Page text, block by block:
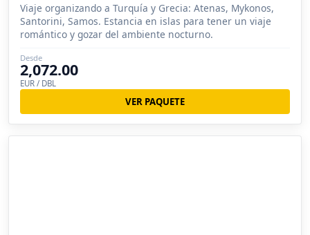
Viaje organizando a Turquía y Grecia: Atenas, Mykonos,
Santorini, Samos. Estancia en islas para tener un viaje
romántico y gozar del ambiente nocturno.
Desde
2,072.00
EUR / DBL
VER PAQUETE